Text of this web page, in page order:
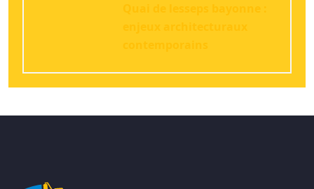
Quai de lesseps bayonne :
enjeux architecturaux
contemporains